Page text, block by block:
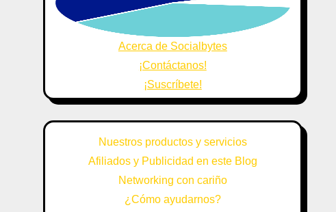
Acerca de Socialbytes
¡Contáctanos!
¡Suscríbete!
Nuestros productos y servicios
Afiliados y Publicidad en este Blog
Networking con cariño
¿Cómo ayudarnos?